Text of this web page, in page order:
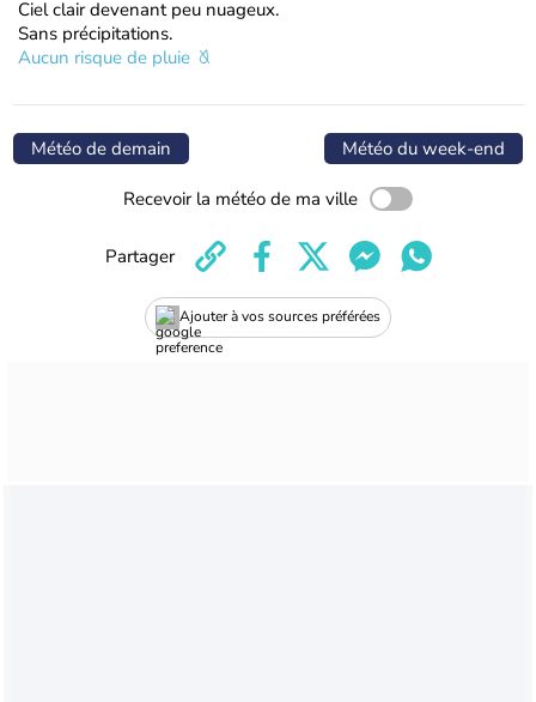
Ciel clair devenant peu nuageux.
Sans précipitations.
Aucun risque de pluie
Météo de demain Météo du week-end
Recevoir la météo de ma ville
Ajouter à vos sources préférées
Partager